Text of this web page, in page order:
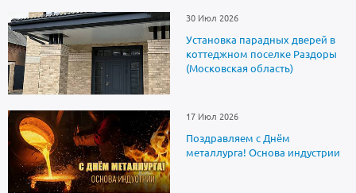
30 Июл 2026
Установка парадных дверей в
коттеджном поселке Раздоры
(Московская область)
17 Июл 2026
Поздравляем с Днём
металлурга! Основа индустрии